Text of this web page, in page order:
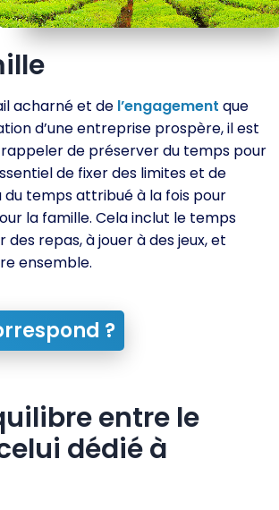
acharné et de l’engagement que
d’une entreprise prospère, il est
de préserver du temps pour
de fixer des limites et de
du temps attribué à la fois pour
la famille. Cela inclut le temps
repas, à jouer à des jeux, et
ensemble.
?
entre le
dédié à